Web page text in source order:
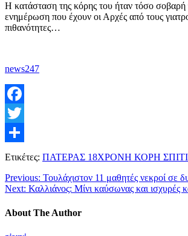
Η κατάσταση της κόρης του ήταν τόσο
ενημέρωση που έχουν οι Αρχές από τους
πιθανότητες…
news247
Facebook
Twitter
Μοιραστείτε
Ετικέτες: ΠΑΤΕΡΑΣ 18ΧΡΟΝΗ ΚΟΡΗ
Previous: Τουλάχιστον 11 μαθητές νεκροί σε
Next: Καλλιάνος: Μίνι καύσωνας και ισχυρές
About The Author